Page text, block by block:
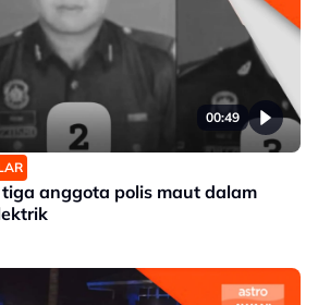
00:49
anggota polis maut dalam